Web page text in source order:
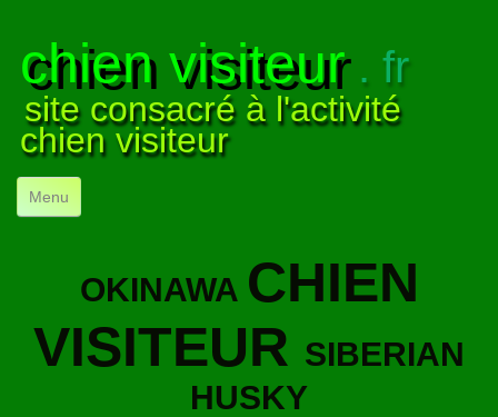
chien visiteur. fr
site consacré à l'activité
chien visiteur
Menu
NOS VISITES▼
NOTRE ACTIVITÉ
OKINAWA CHIEN
VISITEUR SIBERIAN
HUSKY